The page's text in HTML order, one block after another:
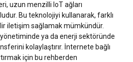
uzun menzilli IoT ağları
Bu teknolojiyi kullanarak, farklı
iletişim sağlamak mümkündür.
ya da enerji sektöründe
kolaylaştırır. İnternete bağlı
için bu rehberden